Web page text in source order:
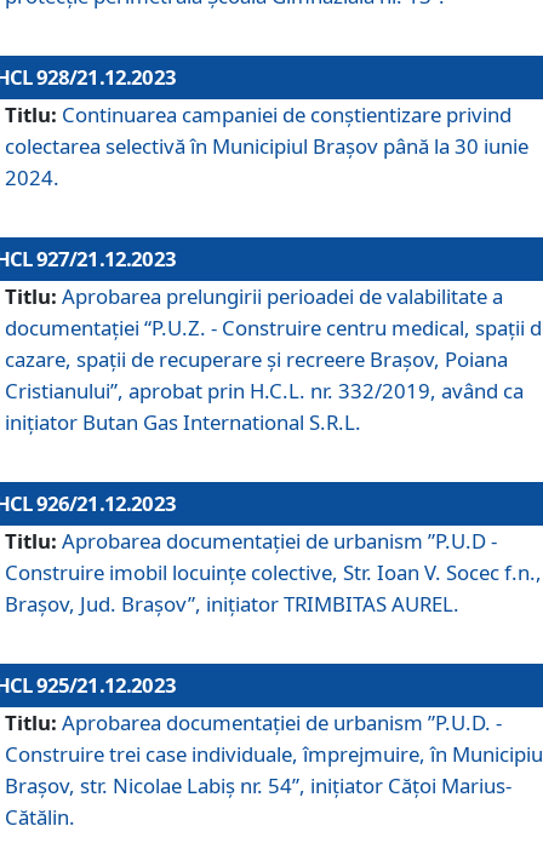
928/21.12.2023
Titlu: Continuarea campaniei de conștientizare privind
colectarea selectivă în Municipiul Braşov până la 30 iunie
2024.
927/21.12.2023
Titlu: Aprobarea prelungirii perioadei de valabilitate a
documentaţiei “P.U.Z. - Construire centru medical, spații
cazare, spații de recuperare și recreere Brașov, Poiana
Cristianului”, aprobat prin H.C.L. nr. 332/2019, având ca
inițiator Butan Gas International S.R.L.
926/21.12.2023
Titlu: Aprobarea documentaţiei de urbanism ”P.U.D -
Construire imobil locuințe colective, Str. Ioan V. Socec f.n.,
Brașov, Jud. Brașov”, inițiator TRIMBITAS AUREL.
925/21.12.2023
Titlu: Aprobarea documentaţiei de urbanism ”P.U.D. -
Construire trei case individuale, împrejmuire, în
Brașov, str. Nicolae Labiș nr. 54”, inițiator Cățoi Marius-
Cătălin.